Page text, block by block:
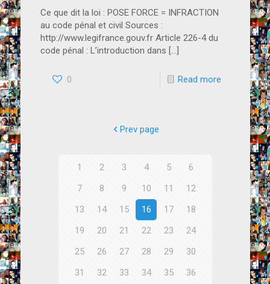
Ce que dit la loi : POSE FORCE = INFRACTION
au code pénal et civil Sources :
http://www.legifrance.gouv.fr Article 226-4 du
code pénal : L’introduction dans […]
0 Read more
Prev page
1 2 3 4 5
6
7
8 9 10 11
12
13
14 15 16 17
18
19
20 21 22 23
24
25
26 27 28 29
30
31
32 33 34 35
36